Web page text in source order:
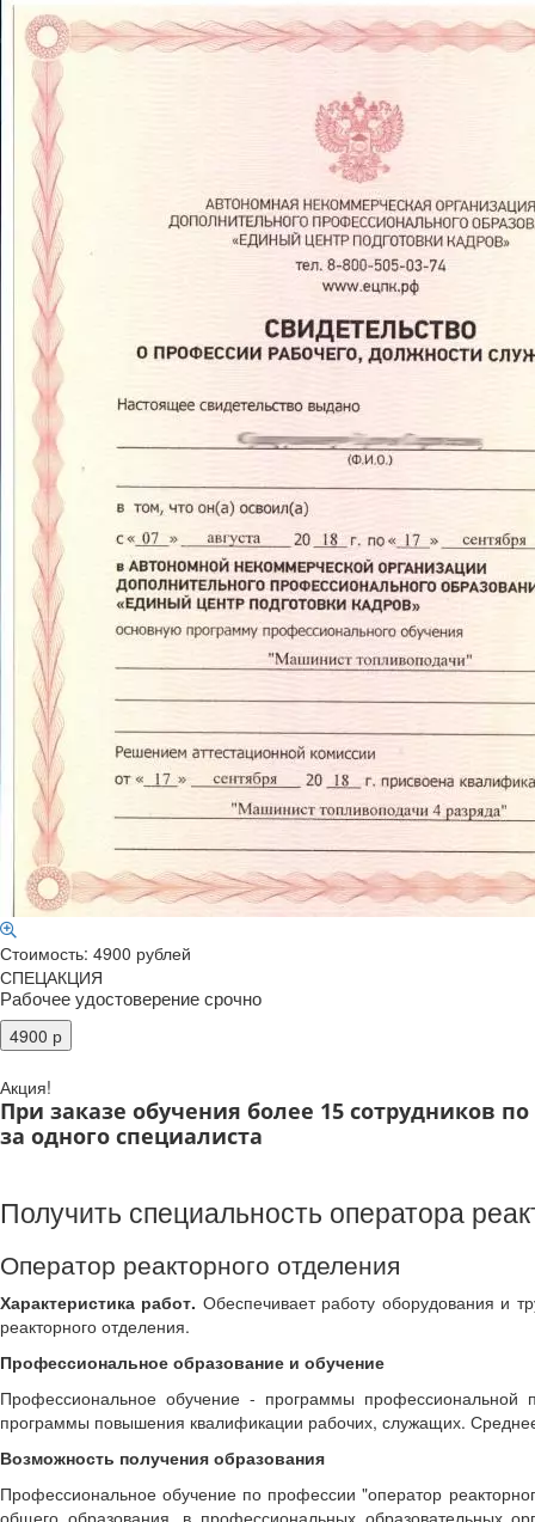
Стоимость: 4900 рублей
СПЕЦАКЦИЯ
Рабочее удостоверение срочно
Акция!
При заказе обучения более 15 сотрудников
за одного специалиста
Получить специальность оператора
Оператор реакторного отделения
Характеристика работ. Обеспечивает работу оборудования и
реакторного отделения.
Профессиональное образование и обучение
Профессиональное обучение - программы профессиональной
программы повышения квалификации рабочих, служащих.
Возможность получения образования
Профессиональное обучение по профессии "оператор
общего образования, в профессиональных образовательных